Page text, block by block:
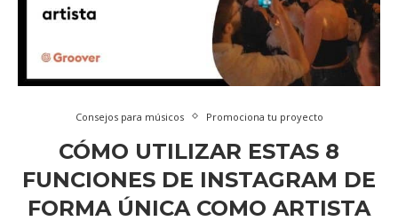
Consejos para músicos Promociona tu proyecto
CÓMO UTILIZAR ESTAS 8
FUNCIONES DE INSTAGRAM DE
FORMA ÚNICA COMO ARTISTA